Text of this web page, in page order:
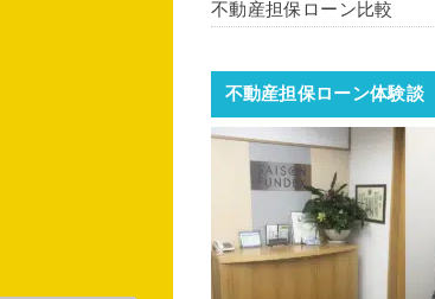
不動産担保ローン比較
不動産担保ローン体験談